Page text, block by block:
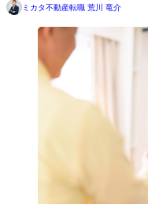
ミカタ不動産転職 荒川 竜介